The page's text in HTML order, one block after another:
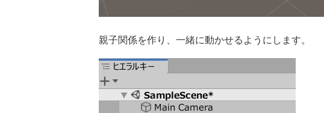
親子関係を作り、一緒に動かせるようにします。